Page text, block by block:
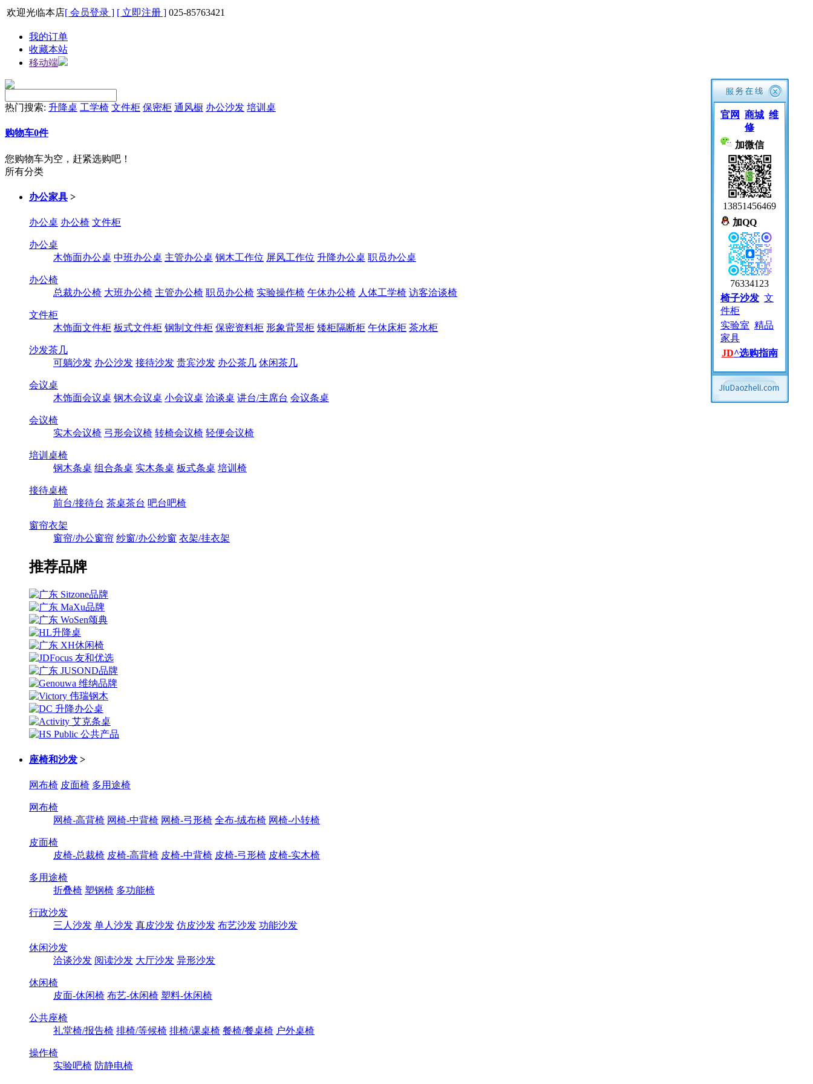
欢迎光临本店[ 会员登录 ] [ 立即注册 ] 025-85763421
我的订单
收藏本站
移动端
热门搜索: 升降桌 工学椅 文件柜 保密柜 通风橱 办公沙发 培训桌
购物车0件
您购物车为空，赶紧选购吧！
所有分类
办公家具 >
办公桌 办公椅 文件柜
办公桌
木饰面办公桌 中班办公桌 主管办公桌 钢木工作位 屏风工作位 升降办公桌 职员办公桌
办公椅
总裁办公椅 大班办公椅 主管办公椅 职员办公椅 实验操作椅 午休办公椅 人体工学椅 访客洽谈椅
文件柜
木饰面文件柜 板式文件柜 钢制文件柜 保密资料柜 形象背景柜 矮柜隔断柜 午休床柜 茶水柜
沙发茶几
可躺沙发 办公沙发 接待沙发 贵宾沙发 办公茶几 休闲茶几
会议桌
木饰面会议桌 钢木会议桌 小会议桌 洽谈桌 讲台/主席台 会议条桌
会议椅
实木会议椅 弓形会议椅 转椅会议椅 轻便会议椅
培训桌椅
钢木条桌 组合条桌 实木条桌 板式条桌 培训椅
接待桌椅
前台/接待台 茶桌茶台 吧台吧椅
窗帘衣架
窗帘/办公窗帘 纱窗/办公纱窗 衣架/挂衣架
推荐品牌
座椅和沙发 >
网布椅 皮面椅 多用途椅
网布椅
网椅-高背椅 网椅-中背椅 网椅-弓形椅 全布-绒布椅 网椅-小转椅
皮面椅
皮椅-总裁椅 皮椅-高背椅 皮椅-中背椅 皮椅-弓形椅 皮椅-实木椅
多用途椅
折叠椅 塑钢椅 多功能椅
行政沙发
三人沙发 单人沙发 真皮沙发 仿皮沙发 布艺沙发 功能沙发
休闲沙发
洽谈沙发 阅读沙发 大厅沙发 异形沙发
休闲椅
皮面-休闲椅 布艺-休闲椅 塑料-休闲椅
公共座椅
礼堂椅/报告椅 排椅/等候椅 排椅/课桌椅 餐椅/餐桌椅 户外桌椅
操作椅
实验吧椅 防静电椅
官网 商城 维
修
加微信
13851456469
加QQ
76334123
椅子沙发 文
件柜
实验室 精品
家具
JD^选购指南